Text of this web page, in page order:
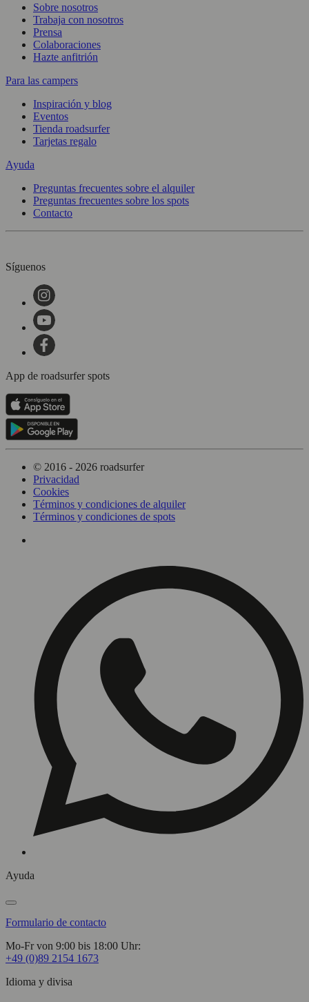
Sobre nosotros
Trabaja con nosotros
Prensa
Colaboraciones
Hazte anfitrión
Para las campers
Inspiración y blog
Eventos
Tienda roadsurfer
Tarjetas regalo
Ayuda
Preguntas frecuentes sobre el alquiler
Preguntas frecuentes sobre los spots
Contacto
Síguenos
App de roadsurfer spots
© 2016 - 2026 roadsurfer
Privacidad
Cookies
Términos y condiciones de alquiler
Términos y condiciones de spots
Ayuda
Formulario de contacto
Mo-Fr von 9:00 bis 18:00 Uhr:
+49 (0)89 2154 1673
Idioma y divisa